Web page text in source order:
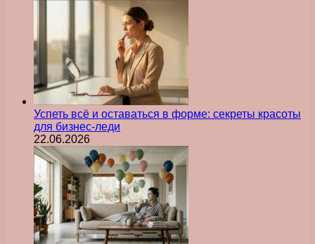
Успеть всё и оставаться в форме: секреты красоты
для бизнес-леди
22.06.2026